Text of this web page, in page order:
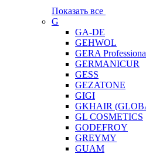
Показать все
G
GA-DE
GEHWOL
GERA
GERMANICUR
GESS
GEZATONE
GIGI
GKHAIR
GL COSMETICS
GODEFROY
GREYMY
GUAM